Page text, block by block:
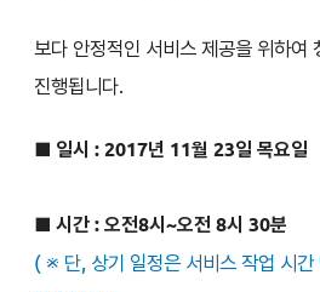
보다 안정적인 서비스 제공을 위하여
진행됩니다.
■ 일시 : 2017년 11월 23일 목요일
■ 시간 : 오전8시~오전 8시 30분
( ※ 단, 상기 일정은 서비스 작업 시